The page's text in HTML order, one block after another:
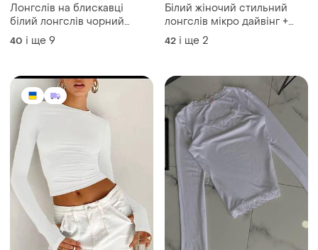
Лонгслів на блискавці
білий лонгслів чорний
лонгслів на блискавці
лонгслів на молнії лонгслів
замочку
40 і ще 9
Білий жіночий стильний
лонгслів мікро дайвінг +
сітка, стильний підлітковий
лонгслів
42 і ще 2